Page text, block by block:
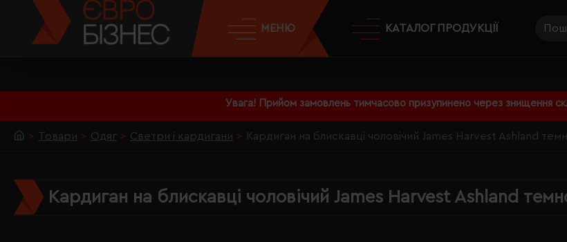
Увага! Прийом замовлень тимчасово призупинено через знищення
МЕНЮ КАТАЛОГ ПРОДУКЦІЇ
Товари Одяг Светри і кардигани Кардиган на блискавці чоловічий James Harvest Ashland
Кардиган на блискавці чоловічий James Harvest Ashland